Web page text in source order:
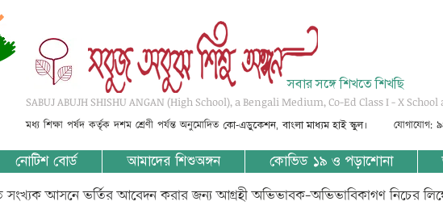
সবার সঙ্গে শিখতে শিখছি
SABUJ ABUJH SHISHU ANGAN (High School), a Bengali Medium, Co-Ed Class I - X
মধ্য শিক্ষা পর্ষদ কর্তৃক দশম শ্রেণী পর্যন্ত অনুমোদিত কো-এডুকেশন, বাংলা মাধ্যম হাই স্কুল। যোগাযোগ:
নোটিশ বোর্ড আমাদের শিশুঅঙ্গন কোভিড ১৯ ও পড়াশোনা
সংখ্যক আসনে ভর্তির আবেদন করার জন্য আগ্রহী অভিভাবক-অভিভাবিকাগণ নিচের